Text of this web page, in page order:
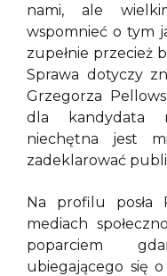
nami, ale
wspomnieć o tym
zupełnie przecież
Sprawa dotyczy
Grzegorza
dla kandydata
niechętna jest
zadeklarować
Na profilu posła
mediach
poparciem
ubiegającego się